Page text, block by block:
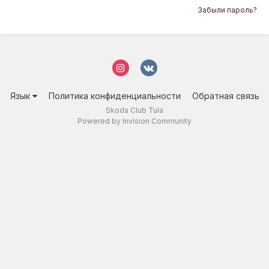
Забыли пароль?
Язык Политика конфиденциальности Обратная связь
Skoda Club Tula
Powered by Invision Community